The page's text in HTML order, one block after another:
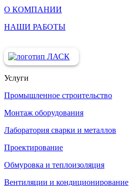
О КОМПАНИИ
НАШИ РАБОТЫ
Услуги
Промышленное строительство
Монтаж оборудования
Лаборатория сварки и металлов
Проектирование
Обмуровка и теплоизоляция
Вентиляции и кондиционированиe